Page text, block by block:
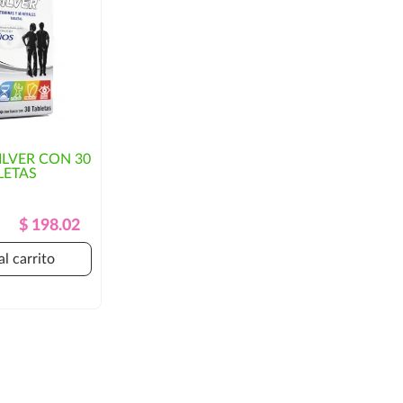
CON 30
Precio
Regular
Precio
$ 198.02
carrito